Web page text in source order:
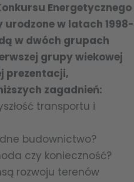
Energetycznego
urodzone w latach 1998-
w dwóch grupach
grupy wiekowej
prezentacji,
zagadnień:
transportu i
budownictwo?
czy konieczność?
rozwoju terenów